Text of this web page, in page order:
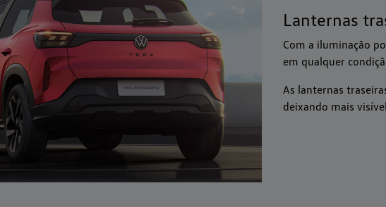
Lanternas
Com a iluminação
em qualquer
As lanternas
deixando mais